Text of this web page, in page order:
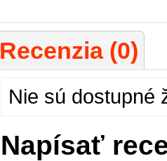
Recenzia (0)
Nie sú dostupné
Napísať